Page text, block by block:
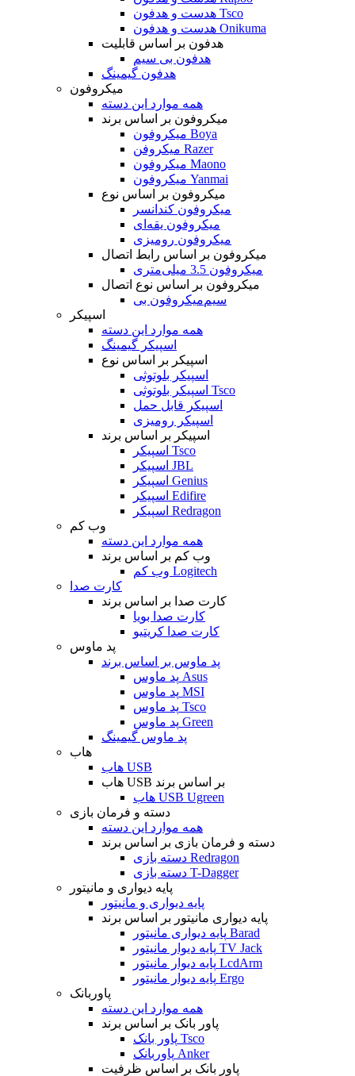
هدست و هدفون Tsco
هدست و هدفون Onikuma
هدفون بر اساس قابلیت
هدفون بی سیم
هدفون گیمینگ
میکروفون
همه موارد این دسته
میکروفون بر اساس برند
میکروفون Boya
میکروفن Razer
میکروفون Maono
میکروفون Yanmai
میکروفون بر اساس نوع
میکروفون کندانسر
میکروفون یقه‌ای
میکروفون رومیزی
میکروفون بر اساس رابط اتصال
میکروفون 3.5 میلی‌متری
میکروفون بر اساس نوع اتصال
میکروفون بی‌‎سیم
اسپیکر
همه موارد این دسته
اسپیکر گیمینگ
اسپیکر بر اساس نوع
اسپیکر بلوتوثی
اسپیکر بلوتوثی Tsco
اسپیکر قابل حمل
اسپیکر رومیزی
اسپیکر بر اساس برند
اسپیکر Tsco
اسپیکر JBL
اسپیکر Genius
اسپیکر Edifire
اسپیکر Redragon
وب کم
همه موارد این دسته
وب کم بر اساس برند
وب کم Logitech
کارت صدا
کارت صدا بر اساس برند
کارت صدا بویا
کارت صدا کریتیو
پد ماوس
پد ماوس بر اساس برند
پد ماوس Asus
پد ماوس MSI
پد ماوس Tsco
پد ماوس Green
پد ماوس گیمینگ
هاب
هاب USB
هاب USB بر اساس برند
هاب USB Ugreen
دسته و فرمان بازی
همه موارد این دسته
دسته و فرمان بازی بر اساس برند
دسته بازی Redragon
دسته بازی T-Dagger
پایه دیواری و مانیتور
پایه دیواری و مانیتور
پایه دیواری مانیتور بر اساس برند
پایه دیواری مانیتور Barad
پایه دیوار مانیتور TV Jack
پایه دیوار مانیتور LcdArm
پایه دیوار مانیتور Ergo
پاوربانک
همه موارد این دسته
پاور بانک بر اساس برند
پاور بانک Tsco
پاوربانک Anker
پاور بانک بر اساس ظرفیت